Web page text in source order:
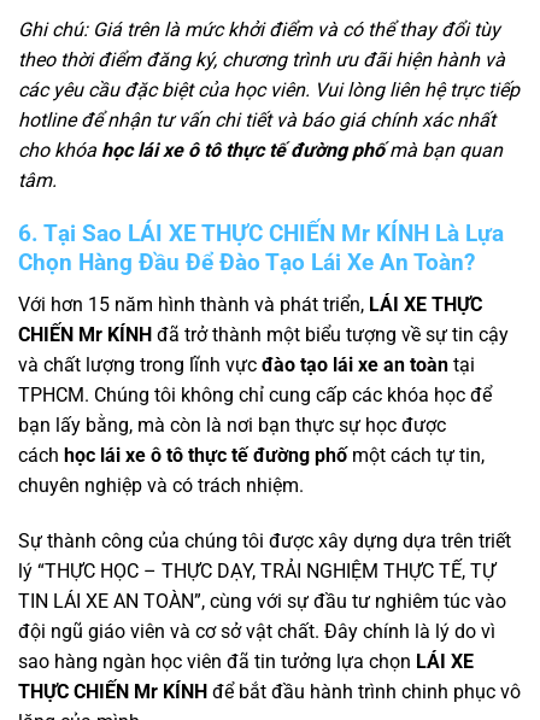
Ghi chú: Giá trên là mức khởi điểm và có thể thay đổi tùy
theo thời điểm đăng ký, chương trình ưu đãi hiện hành và
các yêu cầu đặc biệt của học viên. Vui lòng liên hệ trực tiếp
hotline để nhận tư vấn chi tiết và báo giá chính xác nhất
cho khóa học lái xe ô tô thực tế đường phốmà bạn quan
tâm.
6. Tại Sao LÁI XE THỰC CHIẾN Mr KÍNH Là Lựa
Chọn Hàng Đầu Để Đào Tạo Lái Xe An Toàn?
Với hơn 15 năm hình thành và phát triển, LÁI XE THỰC
CHIẾN Mr KÍNH đã trở thành một biểu tượng về sự tin cậy
và chất lượng trong lĩnh vực đào tạo lái xe an toàn tại
TPHCM. Chúng tôi không chỉ cung cấp các khóa học để
bạn lấy bằng, mà còn là nơi bạn thực sự học được
cách học lái xe ô tô thực tế đường phốmột cách tự tin,
chuyên nghiệp và có trách nhiệm.
Sự thành công của chúng tôi được xây dựng dựa trên triết
lý “THỰC HỌC – THỰC DẠY, TRẢI NGHIỆM THỰC TẾ, TỰ
TIN LÁI XE AN TOÀN”, cùng với sự đầu tư nghiêm túc vào
đội ngũ giáo viên và cơ sở vật chất. Đây chính là lý do vì
sao hàng ngàn học viên đã tin tưởng lựa chọn LÁI XE
THỰC CHIẾN Mr KÍNH để bắt đầu hành trình chinh phục vô